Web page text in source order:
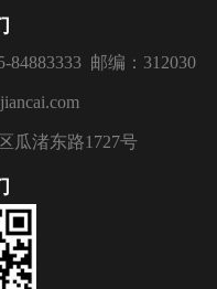
84883333 邮编：312030
瓜渚东路1727号